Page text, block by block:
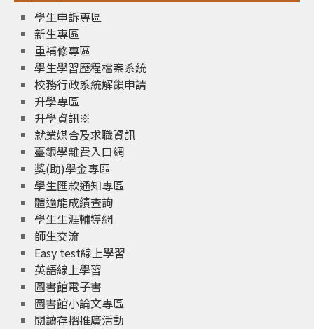
學生申訴專區
新生專區
重補修專區
學生學習歷程檔案系統
校務行政系統解鎖申請
升學專區
升學資訊※
就業媒合及求職資訊
臺銀學雜費入口網
獎(助)學金專區
學生匯款通知專區
體適能成績查詢
學生生涯輔導網
師生交流
Easy test線上學習
英語線上學習
圖書館電子書
圖書館小論文專區
閱讀存摺推廣活動